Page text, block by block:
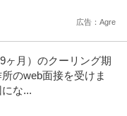
広告：Agre
ヶ月）のクーリング期
のweb面接を受けま
な...